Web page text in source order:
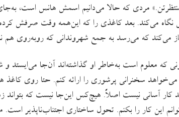
مردی که حالا می‌دانیم اسمش هانس است،
نگاه می‌کند. بعد کاغذی را که این‌همه وقت صرفش کرده
می‌کند که می‌رسد به جمع شهروندانی که روبه‌روی هم
معلوم است به‌خاطر او گذاشته‌اند آن‌جا می‌ایستد و
سخنرانی پرشوری را ارائه کنم. حتا روی کاغذ
کار آسانی نیست اصلاً. هیچ‌کس این‌جا نیست که بتواند
این کار را بکنم. تحول ساختاری اجتناب‌ناپذیر است.